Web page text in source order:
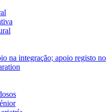
na integração; apoio registo no